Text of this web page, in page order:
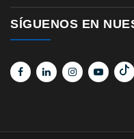
SÍGUENOS EN